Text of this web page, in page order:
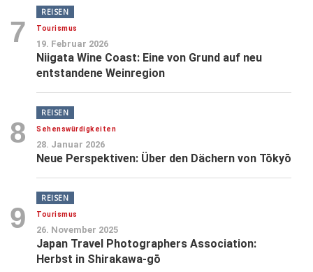
7
REISEN
Tourismus
19. Februar 2026
Niigata Wine Coast: Eine von Grund auf neu
entstandene Weinregion
8
REISEN
Sehenswürdigkeiten
28. Januar 2026
Neue Perspektiven: Über den Dächern von Tōkyō
9
REISEN
Tourismus
26. November 2025
Japan Travel Photographers Association:
Herbst in Shirakawa-gō